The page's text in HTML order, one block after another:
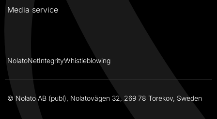
Media service
NolatoNetIntegrityWhistleblowing
© Nolato AB (publ), Nolatovägen 32, 269 78 Torekov, Sweden